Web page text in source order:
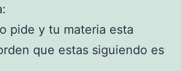
pide y tu materia esta
que estas siguiendo es